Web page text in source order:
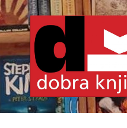
Preskoči
na
navigaciju
Skoči
do
sadržaja
Početna